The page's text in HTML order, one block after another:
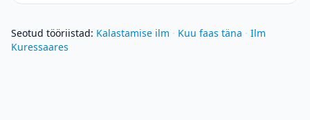
Seotud tööriistad: Kalastamise ilm · Kuu faas täna · Ilm
Kuressaares